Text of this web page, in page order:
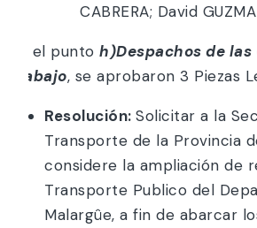
CABRERA; David
En el punto h)Despachos de
Trabajo, se aprobaron 3 Piezas
Resolución: Solicitar a la
Transporte de la Provincia
considere la ampliación de
Transporte Publico del
Malargûe, a fin de abarcar